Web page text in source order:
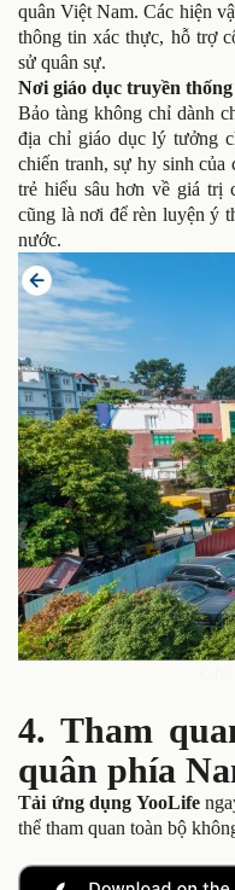
quân Việt Nam. Các hiện
thông tin xác thực, hỗ trợ
sử quân sự.
Nơi giáo dục truyền
Bảo tàng không chỉ dành
địa chỉ giáo dục lý tưởng
chiến tranh, sự hy sinh của
trẻ hiểu sâu hơn về giá trị
cũng là nơi để rèn luyện ý
nước.
4. Tham
quân phía
Tải ứng dụng YooLife
thể tham quan toàn bộ